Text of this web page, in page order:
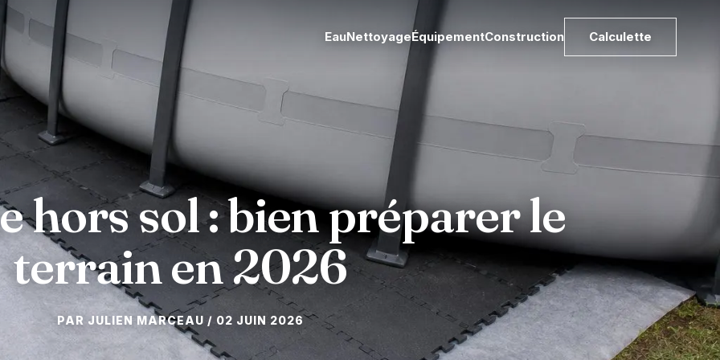
EauNettoyageÉquipementConstruction Calculette
hors sol : bien préparer le
terrain en 2026
02 JUIN 2026